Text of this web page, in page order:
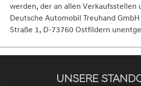
werden, der an allen Verkaufsstellen
Deutsche Automobil Treuhand
Straße 1, D-73760 Ostfildern
UNSERE